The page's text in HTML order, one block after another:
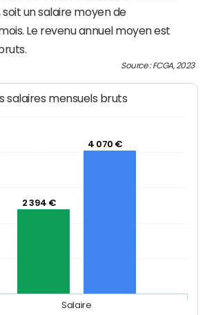
soit un salaire moyen de
Le revenu annuel moyen est
Source : FCGA, 2023
salaires mensuels bruts
2 394 €
4 070 €
Salaire